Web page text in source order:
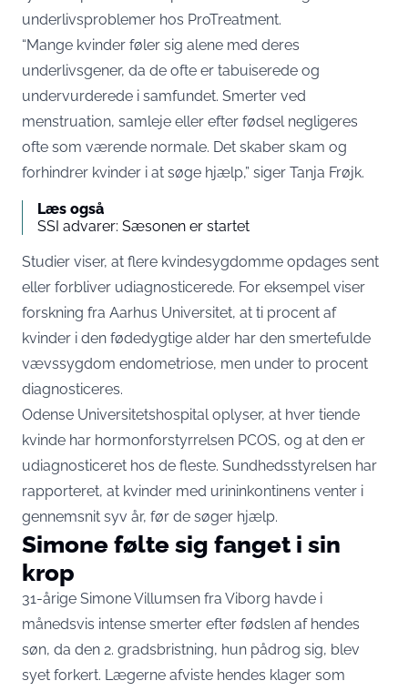
underlivsproblemer hos ProTreatment.
“Mange kvinder føler sig alene med deres
underlivsgener, da de ofte er tabuiserede og
undervurderede i samfundet. Smerter ved
menstruation, samleje eller efter fødsel negligeres
ofte som værende normale. Det skaber skam og
forhindrer kvinder i at søge hjælp,” siger Tanja Frøjk.
Læs også
SSI advarer: Sæsonen er startet
Studier viser, at flere kvindesygdomme opdages sent
eller forbliver udiagnosticerede. For eksempel viser
forskning fra Aarhus Universitet, at ti procent af
kvinder i den fødedygtige alder har den smertefulde
vævssygdom endometriose, men under to procent
diagnosticeres.
Odense Universitetshospital oplyser, at hver tiende
kvinde har hormonforstyrrelsen PCOS, og at den er
udiagnosticeret hos de fleste. Sundhedsstyrelsen har
rapporteret, at kvinder med urininkontinens venter i
gennemsnit syv år, før de søger hjælp.
Simone følte sig fanget i sin
krop
31-årige Simone Villumsen fra Viborg havde i
månedsvis intense smerter efter fødslen af hendes
søn, da den 2. gradsbristning, hun pådrog sig, blev
syet forkert. Lægerne afviste hendes klager som